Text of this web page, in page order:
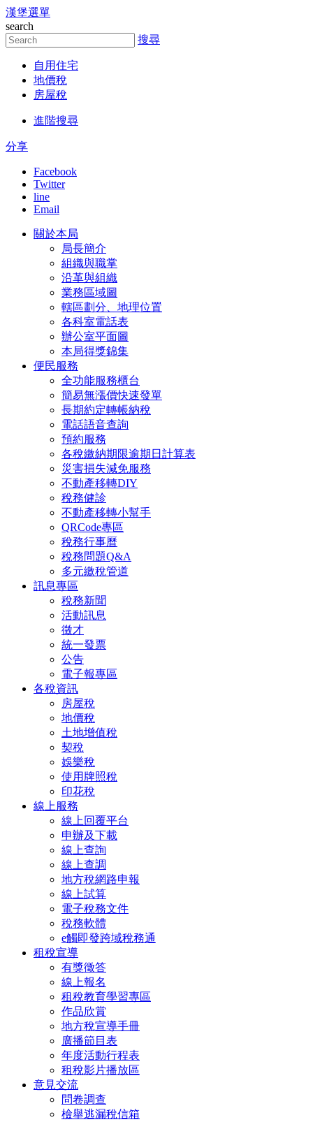
跳到主要內容區塊
漢堡選單
search
搜尋
自用住宅
地價稅
房屋稅
進階搜尋
分享
Facebook
Twitter
line
Email
關於本局
局長簡介
組織與職掌
沿革與組織
業務區域圖
轄區劃分、地理位置
各科室電話表
辦公室平面圖
本局得獎錦集
便民服務
全功能服務櫃台
簡易無漲價快速發單
長期約定轉帳納稅
電話語音查詢
預約服務
各稅繳納期限逾期日計算表
災害損失減免服務
不動產移轉DIY
稅務健診
不動產移轉小幫手
QRCode專區
稅務行事曆
稅務問題Q&A
多元繳稅管道
訊息專區
稅務新聞
活動訊息
徵才
統一發票
公告
電子報專區
各稅資訊
房屋稅
地價稅
土地增值稅
契稅
娛樂稅
使用牌照稅
印花稅
線上服務
線上回覆平台
申辦及下載
線上查詢
線上查調
地方稅網路申報
線上試算
電子稅務文件
稅務軟體
e觸即發跨域稅務通
租稅宣導
有獎徵答
線上報名
租稅教育學習專區
作品欣賞
地方稅宣導手冊
廣播節目表
年度活動行程表
租稅影片播放區
意見交流
問卷調查
檢舉逃漏稅信箱